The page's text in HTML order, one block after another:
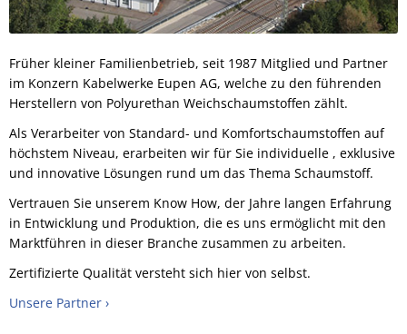
Früher kleiner Familienbetrieb, seit 1987 Mitglied und Partner
im Konzern Kabelwerke Eupen AG, welche zu den führenden
Herstellern von Polyurethan Weichschaumstoffen zählt.
Als Verarbeiter von Standard- und Komfortschaumstoffen auf
höchstem Niveau, erarbeiten wir für Sie individuelle , exklusive
und innovative Lösungen rund um das Thema Schaumstoff.
Vertrauen Sie unserem Know How, der Jahre langen Erfahrung
in Entwicklung und Produktion, die es uns ermöglicht mit den
Marktführen in dieser Branche zusammen zu arbeiten.
Zertifizierte Qualität versteht sich hier von selbst.
Unsere Partner ›